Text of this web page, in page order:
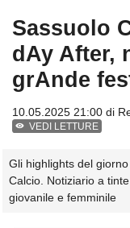
Sassuolo
dAy After,
grAnde
10.05.2025 21:00 di
VEDI LETTURE
Gli highlights del
Calcio. Notiziario a
giovanile e femminile